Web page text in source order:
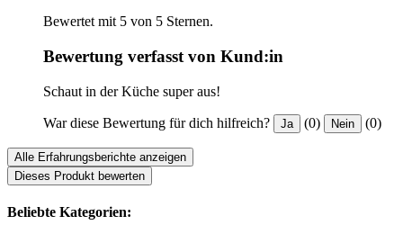
Bewertet mit 5 von 5 Sternen.
Bewertung verfasst von Kund:in
Schaut in der Küche super aus!
War diese Bewertung für dich hilfreich? Ja (0) Nein (0)
Alle Erfahrungsberichte anzeigen
Dieses Produkt bewerten
Beliebte Kategorien: